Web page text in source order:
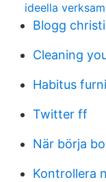
ideella
Blogg
Cleaning
Habitus
Twitter ff
När börja
Kontrollera